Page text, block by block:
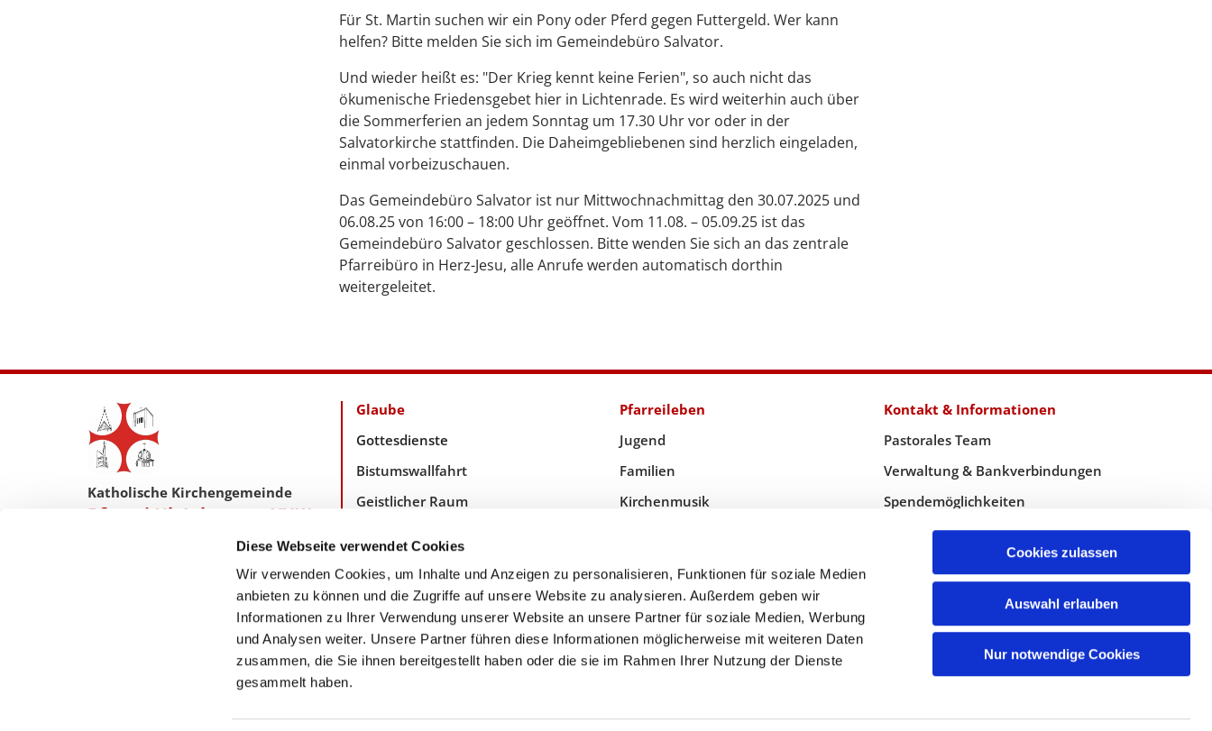
Diese Webseite verwendet Cookies
Wir verwenden Cookies, um Inhalte und Anzeigen zu personalisieren, Funktionen für soziale Medien
anbieten zu können und die Zugriffe auf unsere Website zu analysieren. Außerdem geben wir
Informationen zu Ihrer Verwendung unserer Website an unsere Partner für soziale Medien, Werbung
und Analysen weiter. Unsere Partner führen diese Informationen möglicherweise mit weiteren Daten
zusammen, die Sie ihnen bereitgestellt haben oder die sie im Rahmen Ihrer Nutzung der Dienste
gesammelt haben.
Cookies zulassen
Auswahl erlauben
Nur notwendige Cookies
Für St. Martin suchen wir ein Pony oder Pferd gegen Futtergeld. Wer kann
helfen? Bitte melden Sie sich im Gemeindebüro Salvator.
Und wieder heißt es: "Der Krieg kennt keine Ferien", so auch nicht das
ökumenische Friedensgebet hier in Lichtenrade. Es wird weiterhin auch über
die Sommerferien an jedem Sonntag um 17.30 Uhr vor oder in der
Salvatorkirche stattfinden. Die Daheimgebliebenen sind herzlich eingeladen,
einmal vorbeizuschauen.
Das Gemeindebüro Salvator ist nur Mittwochnachmittag den 30.07.2025 und
06.08.25 von 16:00 – 18:00 Uhr geöffnet. Vom 11.08. – 05.09.25 ist das
Gemeindebüro Salvator geschlossen. Bitte wenden Sie sich an das zentrale
Pfarreibüro in Herz-Jesu, alle Anrufe werden automatisch dorthin
weitergeleitet.
Katholische Kirchengemeinde
Pfarrei Hl. Johannes XXIII.
Tempelhof-Buckow
Glaube
Gottesdienste
Bistumswallfahrt
Geistlicher Raum
Pfarreileben
Jugend
Familien
Kirchenmusik
Kontakt & Informationen
Pastorales Team
Verwaltung & Bankverbindungen
Spendemöglichkeiten
WebMaster
Zentrales Pfarreibüro:
Friedrich-Wilhelm-Str. 70/71
pfarreibuero@hl-johannes23.de
Priesternotruf